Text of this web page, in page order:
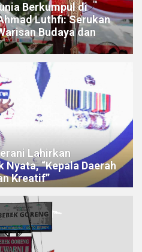
Berkumpul di
Luthfi: Serukan
Budaya dan
Lahirkan
“Kepala Daerah
Kreatif”